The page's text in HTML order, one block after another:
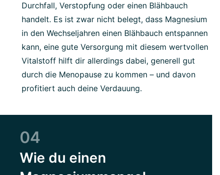
Durchfall, Verstopfung oder einen Blähbauch
handelt. Es ist zwar nicht belegt, dass Magnesium
in den Wechseljahren einen Blähbauch entspannen
kann, eine gute Versorgung mit diesem wertvollen
Vitalstoff hilft dir allerdings dabei, generell gut
durch die Menopause zu kommen – und davon
profitiert auch deine Verdauung.
04
Wie du einen